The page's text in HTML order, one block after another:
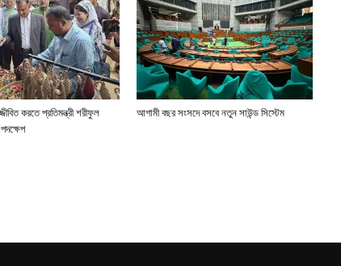
করতে প্রতিমন্ত্রী শরীফুল
আগামী বছর সংসদে বসবে নতুন সাউন্ড সিস্টেম